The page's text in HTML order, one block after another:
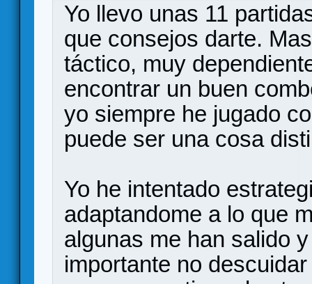
Yo llevo unas 11
que consejos darte.
táctico, muy
encontrar un buen
yo siempre he jugado
puede ser una cosa
Yo he intentado
adaptandome a lo que
algunas me han salido
importante no